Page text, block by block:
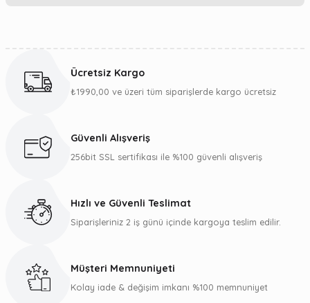
Görüş ve önerileriniz için teşekkür ederiz.
Ürün bilgilerinde hatalar bulunuyor.
Gönder
Ücretsiz Kargo
₺1990,00 ve üzeri tüm siparişlerde kargo ücretsiz
Güvenli Alışveriş
256bit SSL sertifikası ile %100 güvenli alışveriş
Hızlı ve Güvenli Teslimat
Siparişleriniz 2 iş günü içinde kargoya teslim edilir.
Müşteri Memnuniyeti
Kolay iade & değişim imkanı %100 memnuniyet